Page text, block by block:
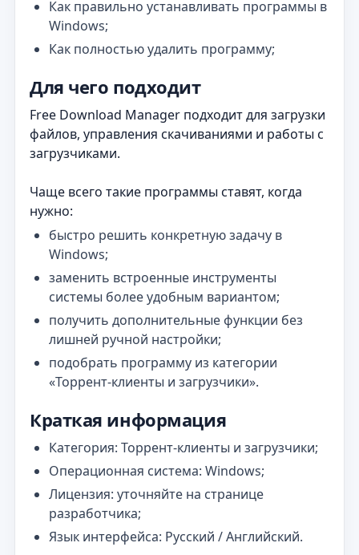
Как правильно устанавливать программы в
Windows;
Как полностью удалить программу;
Для чего подходит
Free Download Manager подходит для загрузки
файлов, управления скачиваниями и работы с
загрузчиками.
Чаще всего такие программы ставят, когда
нужно:
быстро решить конкретную задачу в
Windows;
заменить встроенные инструменты
системы более удобным вариантом;
получить дополнительные функции без
лишней ручной настройки;
подобрать программу из категории
«Торрент‑клиенты и загрузчики».
Краткая информация
Категория: Торрент‑клиенты и загрузчики;
Операционная система: Windows;
Лицензия: уточняйте на странице
разработчика;
Язык интерфейса: Русский / Английский.